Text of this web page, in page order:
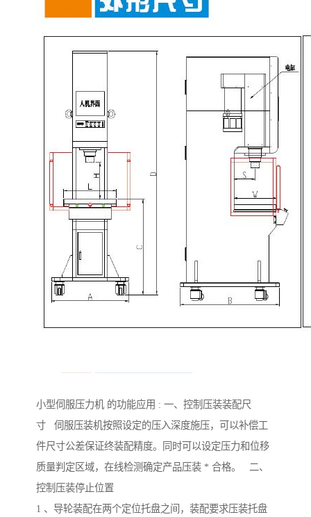
小型伺服压力机 的功能应用 : 一、控制压装装配尺
寸 伺服压装机按照设定的压入深度施压，可以补偿工
件尺寸公差保证终装配精度。同时可以设定压力和位移
质量判定区域，在线检测确定产品压装 * 合格。 二、
控制压装停止位置
1 、导轮装配在两个定位托盘之间，装配要求压装托盘